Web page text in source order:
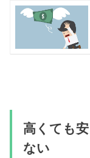
高くても
ない